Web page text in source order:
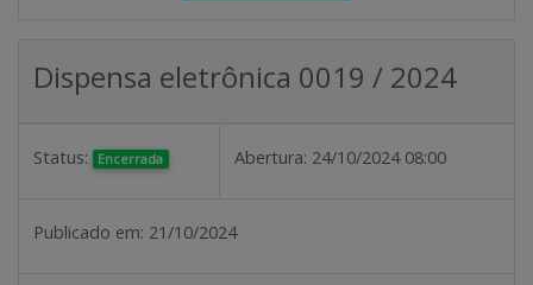
Dispensa eletrônica 0019 / 2024
Status: Encerrada Abertura: 24/10/2024 08:00
Publicado em: 21/10/2024